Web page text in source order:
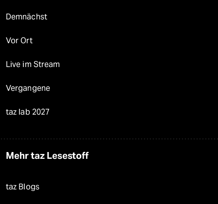
Demnächst
Vor Ort
Live im Stream
Vergangene
taz lab 2027
Mehr taz Lesestoff
taz Blogs